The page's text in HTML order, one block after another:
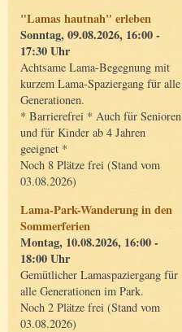
"Lamas hautnah" erleben
Sonntag, 09.08.2026, 16:00 -
17:30 Uhr
Achtsame Lama-Begegnung mit
kurzem Lama-Spaziergang für alle
Generationen.
* Barrierefrei * Auch für Senioren
und für Kinder ab 4 Jahren
geeignet *
Noch 8 Plätze frei (Stand vom
03.08.2026)
Lama-Park-Wanderung in den
Sommerferien
Montag, 10.08.2026, 16:00 -
18:00 Uhr
Gemütlicher Lamaspaziergang für
alle Generationen im Park.
Noch 2 Plätze frei (Stand vom
03.08.2026)